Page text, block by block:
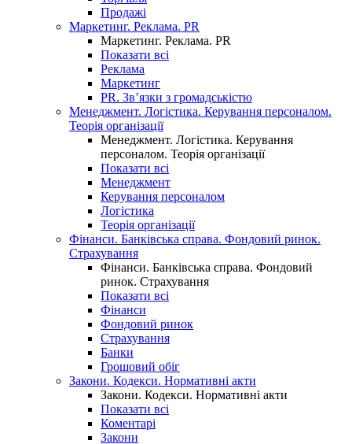
Продажі
Маркетинг. Реклама. PR
Маркетинг. Реклама. PR
Показати всі
Реклама
Маркетинг
PR. Зв’язки з громадськістю
Менеджмент. Логістика. Керування персоналом.
Теорія організації
Менеджмент. Логістика. Керування
персоналом. Теорія організації
Показати всі
Менеджмент
Керування персоналом
Логістика
Теорія організації
Фінанси. Банківська справа. Фондовий ринок.
Страхування
Фінанси. Банківська справа. Фондовий
ринок. Страхування
Показати всі
Фінанси
Фондовий ринок
Страхування
Банки
Грошовий обіг
Закони. Кодекси. Нормативні акти
Закони. Кодекси. Нормативні акти
Показати всі
Коментарі
Закони